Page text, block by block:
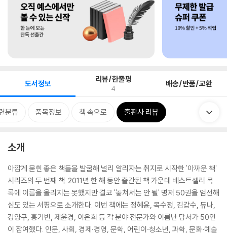
도서정보 리뷰/한줄평
4 배송/반품/교환
분류 품목정보 책 속으로 출판사 리뷰
소개
아깝게 묻힌 좋은 책들을 발굴해 널리 알리자는 취지로 시작한 '아까운 책'
시리즈의 두 번째 책. 2011년 한 해 동안 출간된 책 가운데 베스트셀러 목
록에 이름을 올리지는 못했지만 결코 '놓쳐서는 안 될' 명저 50권을 엄선해
심도 있는 서평으로 소개한다. 이번 책에는 정혜윤, 목수정, 김갑수, 듀나,
강양구, 홍기빈, 제윤경, 이은희 등 각 분야 전문가와 이름난 탐서가 50인
이 참여했다. 인문, 사회, 경제·경영, 문학, 어린이·청소년, 과학, 문화·예술